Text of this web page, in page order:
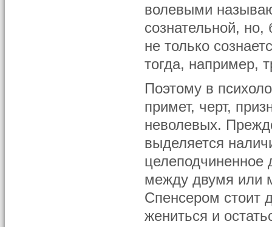
волевыми
сознательной, но,
не только
тогда, например,
Поэтому в
примет, черт,
неволевых.
выделяется
целеподчиненное
между двумя или
Спенсером стоит
жениться и